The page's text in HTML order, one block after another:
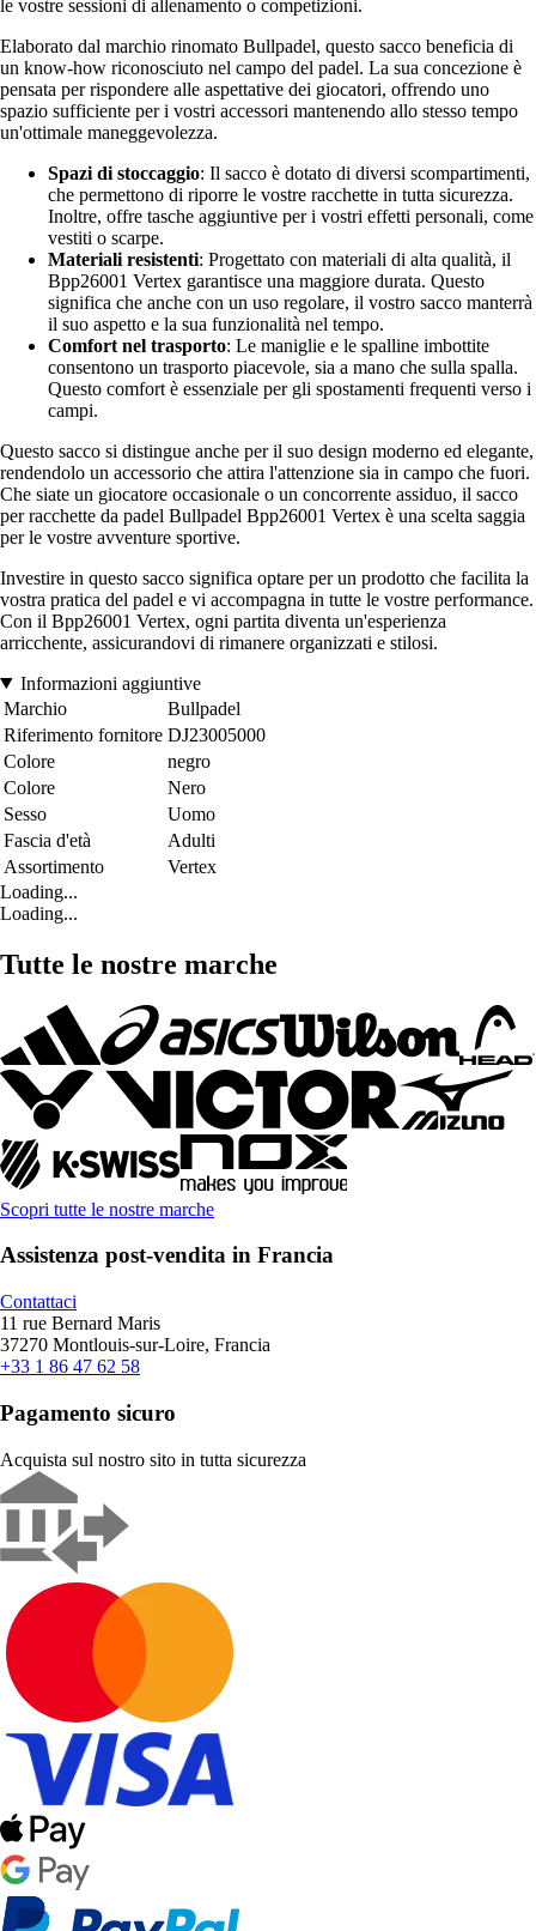
le vostre sessioni di allenamento o competizioni.
Elaborato dal marchio rinomato Bullpadel, questo sacco beneficia di
un know-how riconosciuto nel campo del padel. La sua concezione è
pensata per rispondere alle aspettative dei giocatori, offrendo uno
spazio sufficiente per i vostri accessori mantenendo allo stesso tempo
un'ottimale maneggevolezza.
Spazi di stoccaggio: Il sacco è dotato di diversi scompartimenti,
che permettono di riporre le vostre racchette in tutta sicurezza.
Inoltre, offre tasche aggiuntive per i vostri effetti personali, come
vestiti o scarpe.
Materiali resistenti: Progettato con materiali di alta qualità, il
Bpp26001 Vertex garantisce una maggiore durata. Questo
significa che anche con un uso regolare, il vostro sacco manterrà
il suo aspetto e la sua funzionalità nel tempo.
Comfort nel trasporto: Le maniglie e le spalline imbottite
consentono un trasporto piacevole, sia a mano che sulla spalla.
Questo comfort è essenziale per gli spostamenti frequenti verso i
campi.
Questo sacco si distingue anche per il suo design moderno ed elegante,
rendendolo un accessorio che attira l'attenzione sia in campo che fuori.
Che siate un giocatore occasionale o un concorrente assiduo, il sacco
per racchette da padel Bullpadel Bpp26001 Vertex è una scelta saggia
per le vostre avventure sportive.
Investire in questo sacco significa optare per un prodotto che facilita la
vostra pratica del padel e vi accompagna in tutte le vostre performance.
Con il Bpp26001 Vertex, ogni partita diventa un'esperienza
arricchente, assicurandovi di rimanere organizzati e stilosi.
Informazioni aggiuntive
Marchio
Bullpadel
Riferimento fornitore DJ23005000
Colore
negro
Colore
Nero
Sesso
Uomo
Fascia d'età
Adulti
Assortimento
Vertex
Loading...
Loading...
Tutte le nostre marche
Scopri tutte le nostre marche
Assistenza post-vendita in Francia
Contattaci
11 rue Bernard Maris
37270 Montlouis-sur-Loire, Francia
+33 1 86 47 62 58
Pagamento sicuro
Acquista sul nostro sito in tutta sicurezza